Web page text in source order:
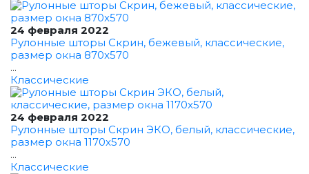
24 февраля 2022
Рулонные шторы Скрин, бежевый, классические,
размер окна 870x570
...
Классические
24 февраля 2022
Рулонные шторы Скрин ЭКО, белый, классические,
размер окна 1170x570
...
Классические